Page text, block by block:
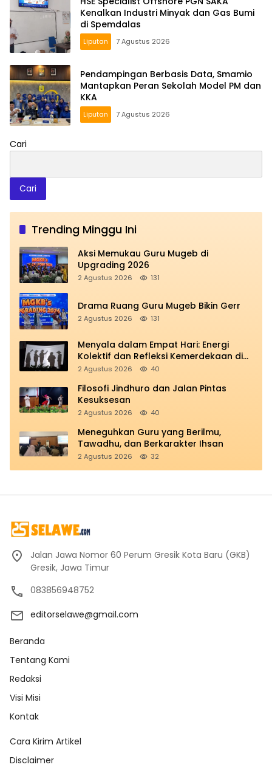
Kenalkan Industri Minyak dan Gas Bumi
di Spemdalas
Liputan 7 Agustus 2026
Pendampingan Berbasis Data, Smamio
Mantapkan Peran Sekolah Model PM dan
KKA
Liputan 7 Agustus 2026
Cari
Cari
Trending Minggu Ini
Aksi Memukau Guru Mugeb di
Upgrading 2026
2 Agustus 2026 131
Drama Ruang Guru Mugeb Bikin Gerr
2 Agustus 2026 131
Menyala dalam Empat Hari: Energi
Kolektif dan Refleksi Kemerdekaan di
Panggung Education
2 Agustus 2026 40
Filosofi Jindhuro dan Jalan Pintas
Kesuksesan
2 Agustus 2026 40
Meneguhkan Guru yang Berilmu,
Tawadhu, dan Berkarakter Ihsan
2 Agustus 2026 32
Jalan Jawa Nomor 60 Perum Gresik Kota Baru (GKB)
Gresik, Jawa Timur
083856948752
editorselawe@gmail.com
Beranda
Tentang Kami
Redaksi
Visi Misi
Kontak
Cara Kirim Artikel
Disclaimer